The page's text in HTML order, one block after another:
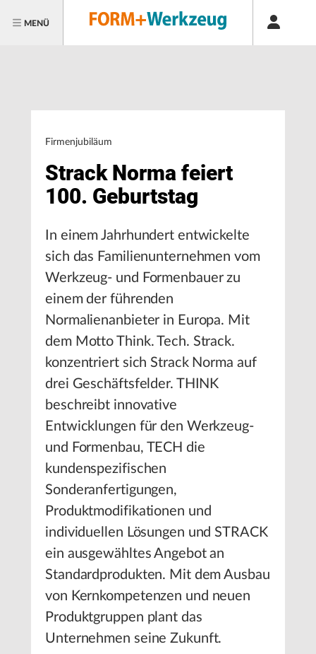
MENÜ
Firmenjubiläum
Strack Norma feiert
100. Geburtstag
In einem Jahrhundert entwickelte
sich das Familienunternehmen vom
Werkzeug- und Formenbauer zu
einem der führenden
Normalienanbieter in Europa. Mit
dem Motto Think. Tech. Strack.
konzentriert sich Strack Norma auf
drei Geschäftsfelder. THINK
beschreibt innovative
Entwicklungen für den Werkzeug-
und Formenbau, TECH die
kundenspezifischen
Sonderanfertigungen,
Produktmodifikationen und
individuellen Lösungen und STRACK
ein ausgewähltes Angebot an
Standardprodukten. Mit dem Ausbau
von Kernkompetenzen und neuen
Produktgruppen plant das
Unternehmen seine Zukunft.